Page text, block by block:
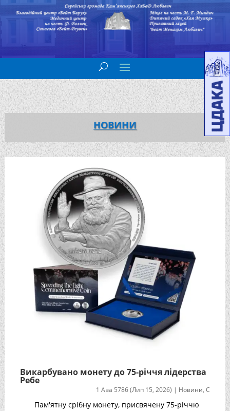
НОВИНИ
Викарбувано монету до 75-річчя лідерства
Ребе
1 Ава 5786 (Лип 15, 2026) | Новини,С
Пам'ятну срібну монету, присвячену 75-річчю